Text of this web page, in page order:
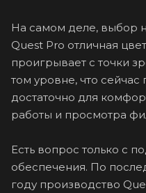
На самом деле, выбор
Quest Pro отличная
проигрывает с точки
том уровне, что сейчас
достаточно для
работы и просмотра
Есть вопрос только с
обеспечения. По
году производство